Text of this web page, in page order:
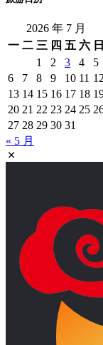
2026 年 7 月
一 二 三 四 五 六 日
1
2 3 4
5
6
7 8 9 10 11 12
13 14 15 16 17 18
20 21 22 23 24 25
27 28 29 30 31
« 5 月